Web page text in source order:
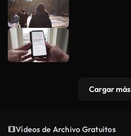
Cargar más
Vídeos de Archivo Gratuitos